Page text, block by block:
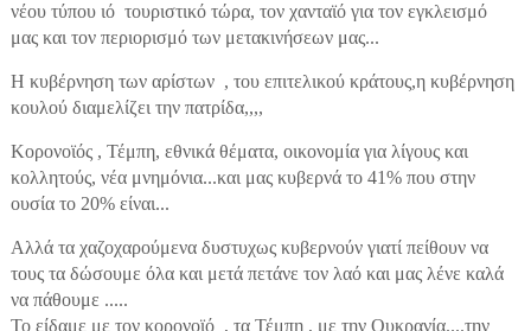
νέου τύπου ιό τουριστικό τώρα, τον χανταϊό για τον εγκλεισμό
μας και τον περιορισμό των μετακινήσεων μας...
Η κυβέρνηση των αρίστων , του επιτελικού κράτους,η κυβέρνηση
κουλού διαμελίζει την πατρίδα,,,,
Κορονοϊός , Τέμπη, εθνικά θέματα, οικονομία για λίγους και
κολλητούς, νέα μνημόνια...και μας κυβερνά το 41% που στην
ουσία το 20% είναι...
Αλλά τα χαζοχαρούμενα δυστυχως κυβερνούν γιατί πείθουν να
τους τα δώσουμε όλα και μετά πετάνε τον λαό και μας λένε καλά
να πάθουμε .....
Το είδαμε με τον κορονοϊό , τα Τέμπη , με την Ουκρανία....την